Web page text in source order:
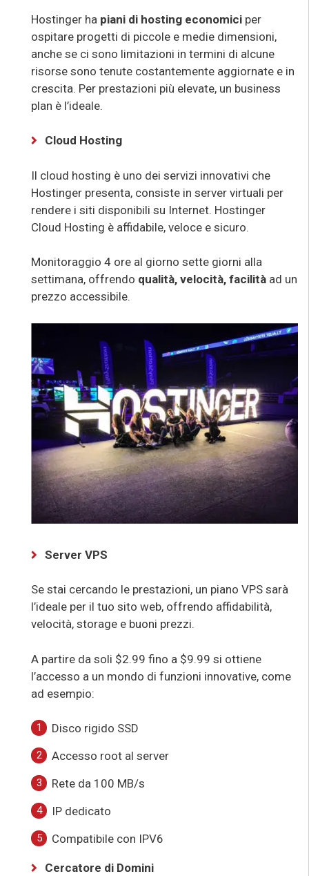
Hostinger ha piani di hosting economici per
ospitare progetti di piccole e medie dimensioni,
anche se ci sono limitazioni in termini di alcune
risorse sono tenute costantemente aggiornate e in
crescita. Per prestazioni più elevate, un business
plan è l’ideale.
Cloud Hosting
Il cloud hosting è uno dei servizi innovativi che
Hostinger presenta, consiste in server virtuali per
rendere i siti disponibili su Internet. Hostinger
Cloud Hosting è affidabile, veloce e sicuro.
Monitoraggio 4 ore al giorno sette giorni alla
settimana, offrendo qualità, velocità, facilità ad un
prezzo accessibile.
Server VPS
Se stai cercando le prestazioni, un piano VPS sarà
l’ideale per il tuo sito web, offrendo affidabilità,
velocità, storage e buoni prezzi.
A partire da soli $2.99 fino a $9.99 si ottiene
l’accesso a un mondo di funzioni innovative, come
ad esempio:
Disco rigido SSD
Accesso root al server
Rete da 100 MB/s
IP dedicato
Compatibile con IPV6
Cercatore di Domini